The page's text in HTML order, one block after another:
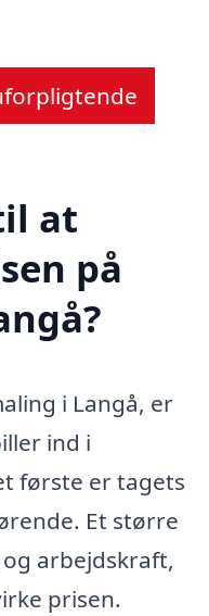
at
på
i Langå, er
ind i
første er tagets
Et større
arbejdskraft,
prisen.